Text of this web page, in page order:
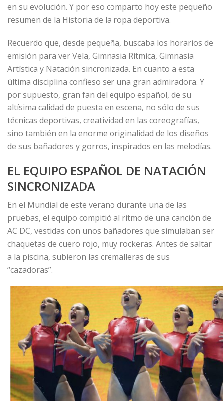
en su evolución. Y por eso comparto hoy este pequeño
resumen de la Historia de la ropa deportiva.
Recuerdo que, desde pequeña, buscaba los horarios de
emisión para ver Vela, Gimnasia Rítmica, Gimnasia
Artística y Natación sincronizada. En cuanto a esta
última disciplina confieso ser una gran admiradora. Y
por supuesto, gran fan del equipo español, de su
altísima calidad de puesta en escena, no sólo de sus
técnicas deportivas, creatividad en las coreografías,
sino también en la enorme originalidad de los diseños
de sus bañadores y gorros, inspirados en las melodías.
EL EQUIPO ESPAÑOL DE NATACIÓN
SINCRONIZADA
En el Mundial de este verano durante una de las
pruebas, el equipo compitió al ritmo de una canción de
AC DC, vestidas con unos bañadores que simulaban ser
chaquetas de cuero rojo, muy rockeras. Antes de saltar
a la piscina, subieron las cremalleras de sus
“cazadoras”.